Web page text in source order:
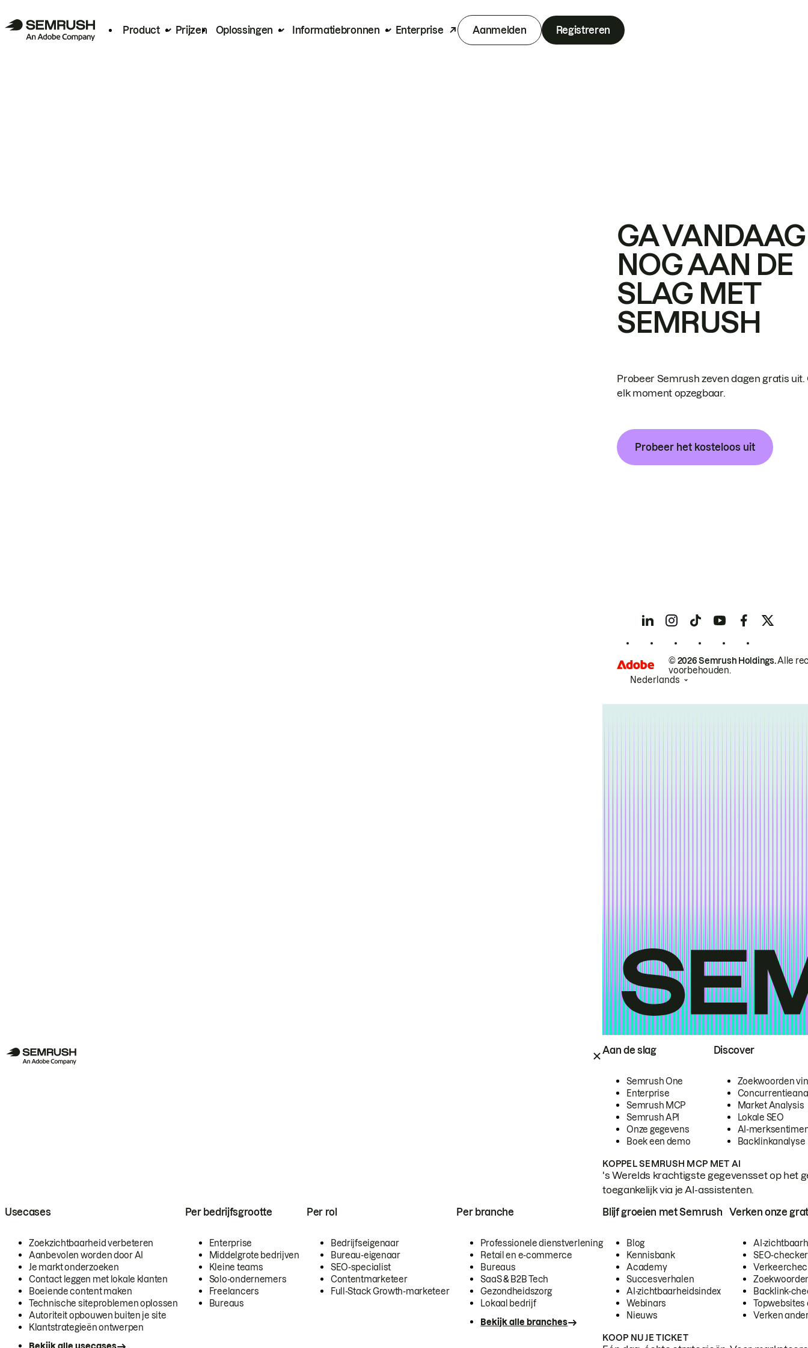
Product Prijzen Oplossingen Informatiebronnen Enterprise Aanmelden Registreren
Aan de slag
Semrush One
Enterprise
Semrush MCP
Semrush API
Onze gegevens
Boek een demo
Discover
Zoekwoorden
Market Analysis
Lokale SEO
AI-
Backlinkanalyse
KOPPEL SEMRUSH MCP MET AI
's Werelds krachtigste gegevensset op het
toegankelijk via je AI-assistenten.
Usecases
Zoekzichtbaarheid verbeteren
Aanbevolen worden door AI
Je markt onderzoeken
Contact leggen met lokale klanten
Boeiende content maken
Technische siteproblemen oplossen
Autoriteit opbouwen buiten je site
Klantstrategieën ontwerpen
Per bedrijfsgrootte
Enterprise
Middelgrote bedrijven
Kleine teams
Solo-ondernemers
Freelancers
Bureaus
Per rol
Bedrijfseigenaar
Bureau-eigenaar
SEO-specialist
Contentmarketeer
Full-Stack Growth-marketeer
Per branche
Professionele dienstverlening
Retail en e-commerce
Bureaus
SaaS & B2B Tech
Gezondheidszorg
Lokaal bedrijf
Bekijk alle branches
Blijf groeien met Semrush
Blog
Kennisbank
Academy
Succesverhalen
AI-zichtbaarheidsindex
Webinars
Nieuws
Verken onze
AI-
SEO-checker
Backlink-
Topwebsites
Verken
KOOP NU JE TICKET
GA VANDAAG
NOG AAN DE
SLAG MET
SEMRUSH
Probeer Semrush zeven dagen gratis uit.
elk moment opzegbaar.
Probeer het kosteloos uit
© 2026 Semrush Holdings.Alle
voorbehouden.
Nederlands